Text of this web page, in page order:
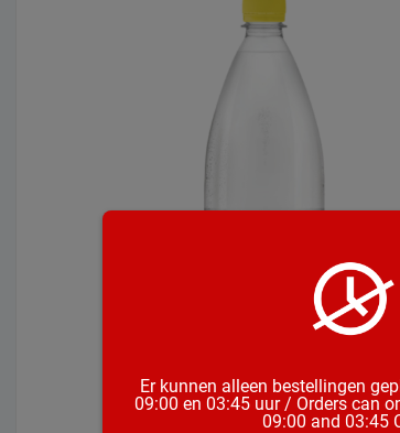
Er kunnen alleen bestellingen
09:00 en 03:45 uur / Orders can
09:00 and 03:45